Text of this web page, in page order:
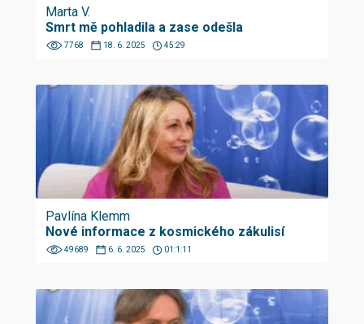
Marta V.
Smrt mě pohladila a zase odešla
7768 18. 6. 2025 45:29
Pavlína Klemm
Nové informace z kosmického zákulisí
49689 6. 6. 2025 01:1:11